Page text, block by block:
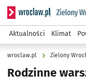
Serwis informacyjny
Aktualności Klimat
wroclaw.pl Zielony
Rodzinne